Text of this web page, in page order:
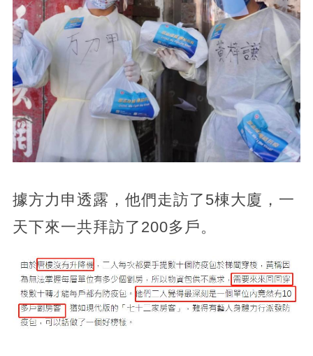
據方力申透露，他們走訪了5棟大廈，一
天下來一共拜訪了200多戶。